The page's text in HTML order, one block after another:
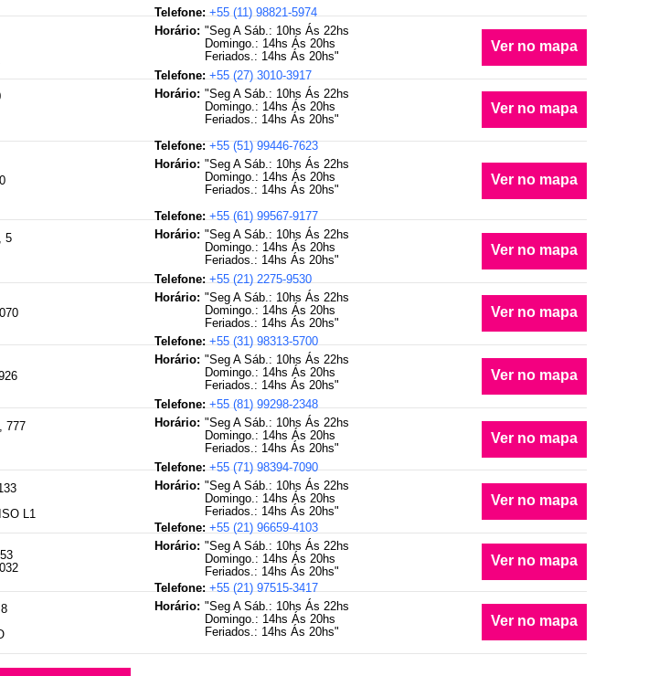
Telefone:+55 (11) 98821-5974
Expediente:"Seg A Sáb.: 10hs Ás 22hs
Domingo.: 14hs Ás 20hs
Feriados.: 14hs Ás 20hs"
Ver no mapa
Telefone: +55 (27) 3010-3917
Expediente:"Seg A Sáb.: 10hs Ás 22hs
Domingo.: 14hs Ás 20hs
Feriados.: 14hs Ás 20hs"
Ver no mapa
Telefone:+55 (51) 99446-7623
Expediente:"Seg A Sáb.: 10hs Ás 22hs
Domingo.: 14hs Ás 20hs
Feriados.: 14hs Ás 20hs"
Ver no mapa
5
Telefone:+55 (61) 99567-9177
Expediente:"Seg A Sáb.: 10hs Ás 22hs
Domingo.: 14hs Ás 20hs
Feriados.: 14hs Ás 20hs"
Ver no mapa
Telefone: +55 (21) 2275-9530
Expediente:"Seg A Sáb.: 10hs Ás 22hs
Domingo.: 14hs Ás 20hs
Feriados.: 14hs Ás 20hs"
Ver no mapa
Telefone:+55 (31) 98313-5700
Expediente:"Seg A Sáb.: 10hs Ás 22hs
Domingo.: 14hs Ás 20hs
Feriados.: 14hs Ás 20hs"
Ver no mapa
777
Telefone:+55 (81) 99298-2348
Expediente:"Seg A Sáb.: 10hs Ás 22hs
Domingo.: 14hs Ás 20hs
Feriados.: 14hs Ás 20hs"
Ver no mapa
L1
Telefone:+55 (71) 98394-7090
Expediente:"Seg A Sáb.: 10hs Ás 22hs
Domingo.: 14hs Ás 20hs
Feriados.: 14hs Ás 20hs"
Ver no mapa
Telefone: +55 (21) 96659-4103
Expediente:"Seg A Sáb.: 10hs Ás 22hs
Domingo.: 14hs Ás 20hs
Feriados.: 14hs Ás 20hs"
Ver no mapa
8
Telefone: +55 (21) 97515-3417
Expediente:"Seg A Sáb.: 10hs Ás 22hs
Domingo.: 14hs Ás 20hs
Feriados.: 14hs Ás 20hs"
Ver no mapa